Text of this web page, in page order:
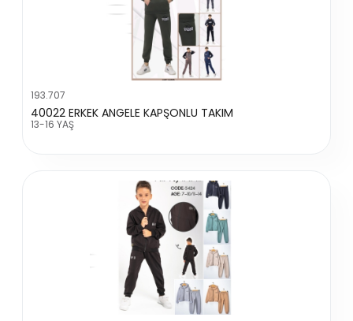
193.707
40022 ERKEK ANGELE KAPŞONLU TAKIM
13-16 YAŞ